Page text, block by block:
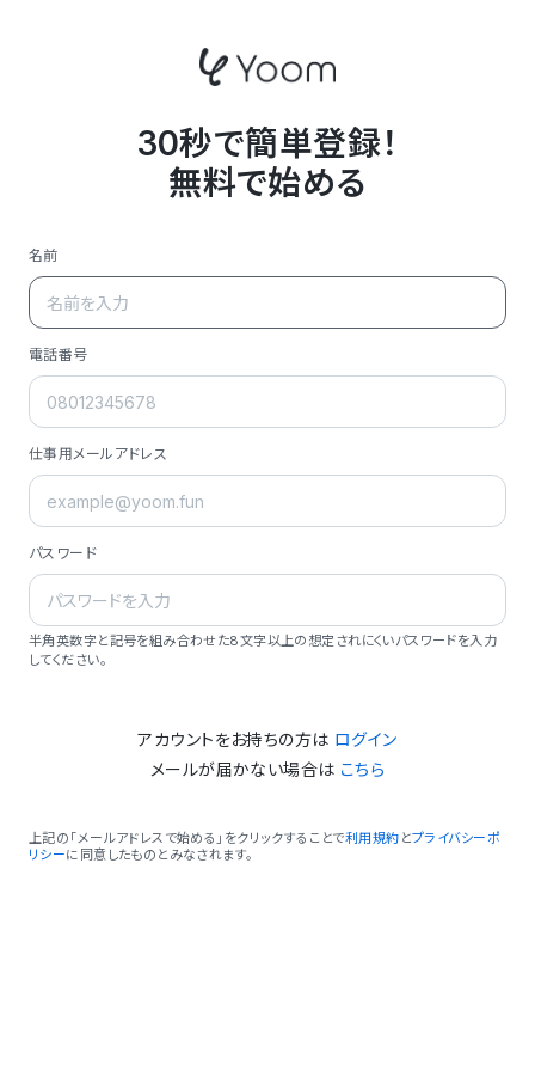
30秒で簡単登録！
無料で始める
名前
電話番号
仕事用メールアドレス
パスワード
半角英数字と記号を組み合わせた8文字以上の想定されにくいパスワードを入力
してください。
アカウントをお持ちの方は ログイン
メールが届かない場合は こちら
上記の「メールアドレスで始める」をクリックすることで利用規約 とプライバシーポ
リシーに同意したものとみなされます。